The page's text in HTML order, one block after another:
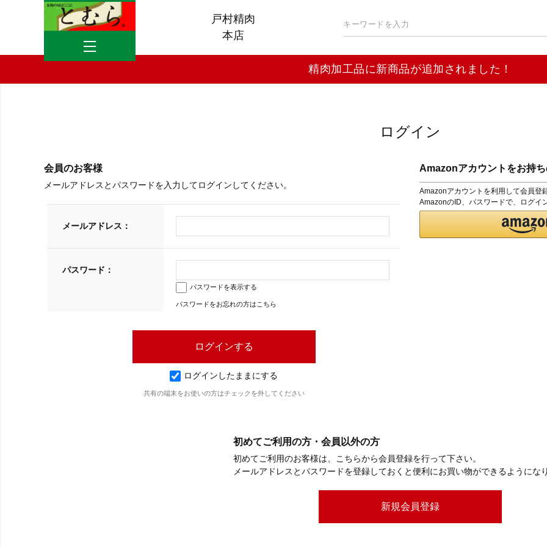
戸村精肉
本店
精肉加工品に新商品が追加されました！
ログイン
会員のお客様
メールアドレスとパスワードを入力してログインしてください。
メールアドレス：
パスワード：
パスワードを表示する
パスワードをお忘れの方はこちら
ログインしたままにする
共有の端末をお使いの方はチェックを外してください
Amazonアカウントをお持
Amazonアカウントを利用して会員登
AmazonのID、パスワードで、ログイ
初めてご利用の方・会員以外の方
初めてご利用のお客様は、こちらから会員登録を行って下さい。
メールアドレスとパスワードを登録しておくと便利にお買い物ができるようにな